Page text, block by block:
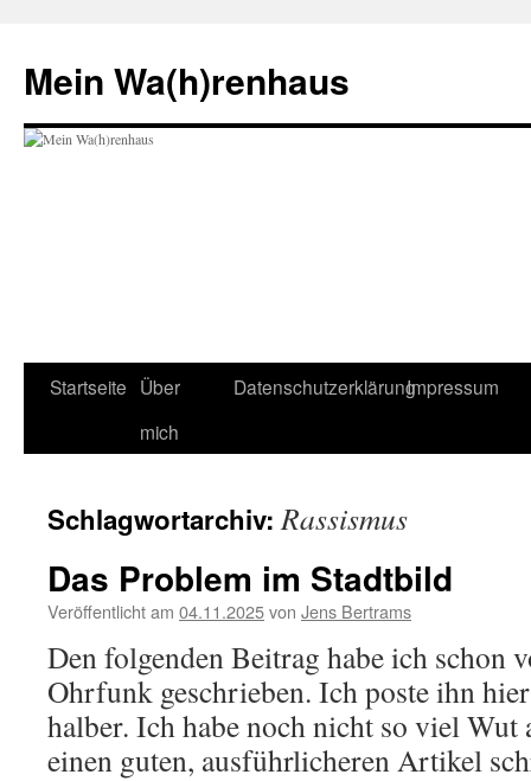
springen
Mein Wa(h)renhaus
Startseite Über
mich
DatenschutzerklärungImpressum
Schlagwortarchiv:Rassismus
Das Problem im Stadtbild
Veröffentlicht am 04.11.2025von Jens Bertrams
Den folgenden Beitrag habe ich schon
Ohrfunk geschrieben. Ich poste ihn
halber. Ich habe noch nicht so viel Wut
einen guten, ausführlicheren Artikel